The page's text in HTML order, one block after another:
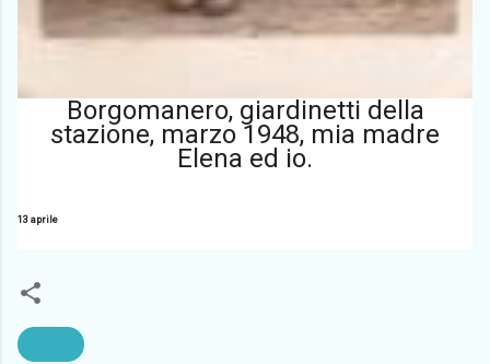
Borgomanero, giardinetti della
stazione, marzo 1948, mia madre
Elena ed io.
13 aprile